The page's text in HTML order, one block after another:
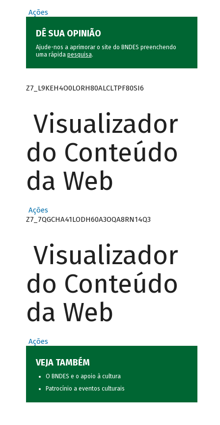
Ações
DÊ SUA OPINIÃO
Ajude-nos a aprimorar o site do BNDES preenchendo
uma rápida pesquisa.
Z7_L9KEH4O0LORH80ALCLTPF80SI6
Visualizador
do Conteúdo
da Web
Ações
Z7_7QGCHA41LODH60A3OQA8RN14Q3
Visualizador
do Conteúdo
da Web
Ações
VEJA TAMBÉM
O BNDES e o apoio à cultura
Patrocínio a eventos culturais